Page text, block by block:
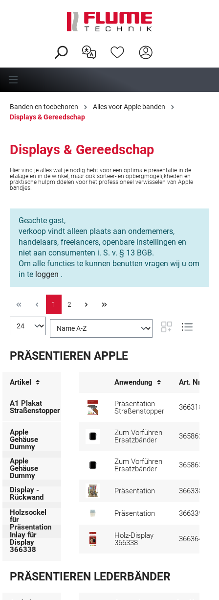
Banden en toebehoren
Alles voor Apple banden
Displays & Gereedschap
Displays & Gereedschap
Hier vind je alles wat je nodig hebt voor een optimale presentatie in de
etalage en in de winkel, maar ook sorteer- en opbergmogelijkheden en
praktische hulpmiddelen voor het professioneel verwisselen van Apple
bandjes.
Geachte gast,
verkoop vindt alleen plaats aan ondernemers,
handelaars, freelancers, openbare instellingen en
niet aan consumenten i. S. v. § 13 BGB.
Om alle functies te kunnen benutten vragen wij u om
in te loggen .
1 2
PRÄSENTIEREN APPLE
Artikel Anwendung Art. Nr.
A1 Plakat
Straßenstopper
Präsentation
Straßenstopper
366318
Apple
Gehäuse
Dummy
Zum Vorführen
Ersatzbänder
365862
Apple
Gehäuse
Dummy
Zum Vorführen
Ersatzbänder
365863
Display -
Rückwand
Präsentation 366338
Holzsockel
für
Präsentation
Präsentation 366339
Inlay für
Display
366338
Holz-Display
366338
366364
PRÄSENTIEREN LEDERBÄNDER